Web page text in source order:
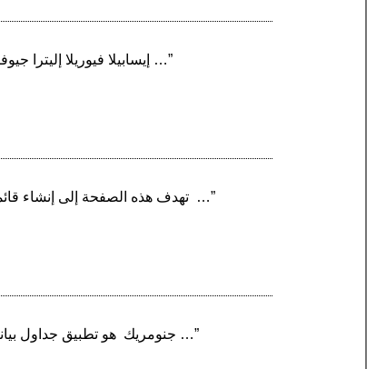
“إيسابيلا فيوريلا إليترا جيوفانا روسوليني ‏ - ممثلة ومنتجة ومؤلفة وعارضة أزياء إيطالية، ولعل أحد أهم عوامل شهرتها العالمية هو العقد المبرم …”
“(بالإنجليزية: Compiler)‏ تهدف هذه الصفحة إلى إنشاء قائمة بجميع المترجمات الحاسوبية الحالية، مولدات المصرفات، والمفسرات والمترجمات... إلخ …”
“جنومريك ‏ هو تطبيق جداول بيانات للمعالجة التفاعليَّة للبيانات، وهو جزء من مشروع سطح المكتب الحُر جنوم. تمَّ إنشاؤه وتطويرهُ بواسطة ميجيل …”